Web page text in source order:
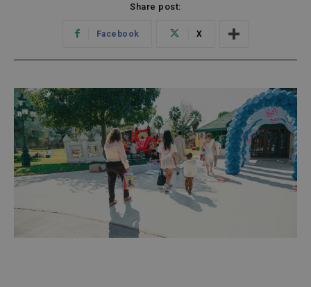
Share post:
Facebook X